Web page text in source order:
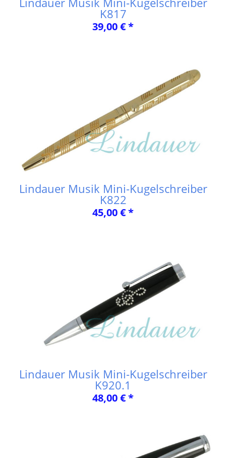
K817
39,00 € *
Lindauer Musik Mini-Kugelschreiber
K822
45,00 € *
Lindauer Musik Mini-Kugelschreiber
K920.1
48,00 € *